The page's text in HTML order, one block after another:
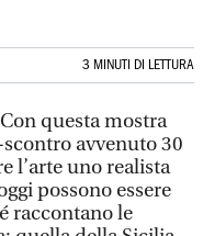
3 MINUTI DI LETTURA
questa mostra
avvenuto 30
l’arte uno realista
possono essere
raccontano le